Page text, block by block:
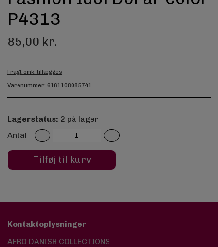
P4313
85,00 kr.
Fragt omk. tillægges
Varenummer: 6161108085741
Lagerstatus: 2 på lager
Antal
Tilføj til kurv
Kontaktoplysninger
AFRO DANISH COLLECTIONS